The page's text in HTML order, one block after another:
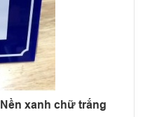
xanh chữ trắng